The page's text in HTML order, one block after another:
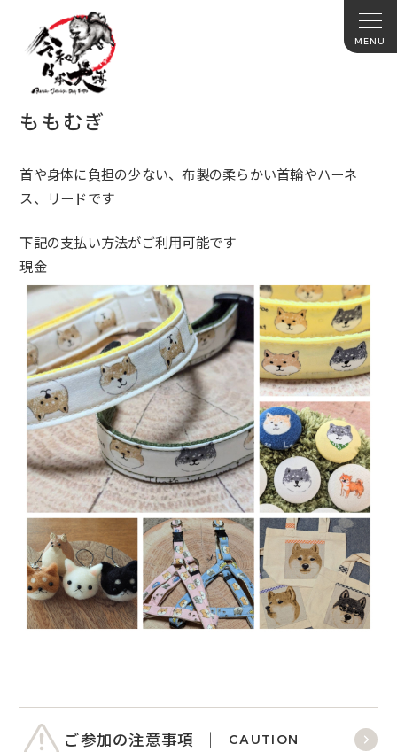
ももむぎ
首や身体に負担の少ない、布製の柔らかい首輪やハーネ
ス、リードです
下記の支払い方法がご利用可能です
現金
ご参加の注意事項 CAUTION